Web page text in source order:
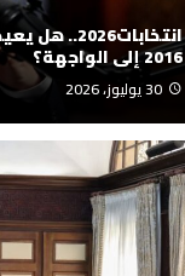
2016 إلى الواجهة؟
30 يوليوز، 2026